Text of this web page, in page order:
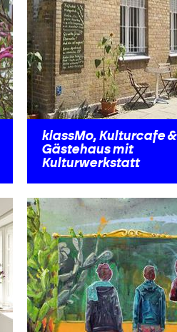
klassMo, Kulturcafe &
Gästehaus mit
Kulturwerkstatt